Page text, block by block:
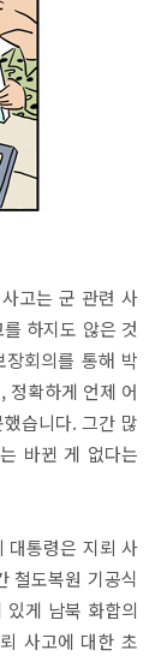
고는 군 관련 사
하지도 않은 것
장회의를 통해 박
정확하게 언제 어
습니다. 그간 많
바뀐 게 없다는
대통령은 지뢰 사
철도복원 기공식
게 남북 화합의
사고에 대한 초